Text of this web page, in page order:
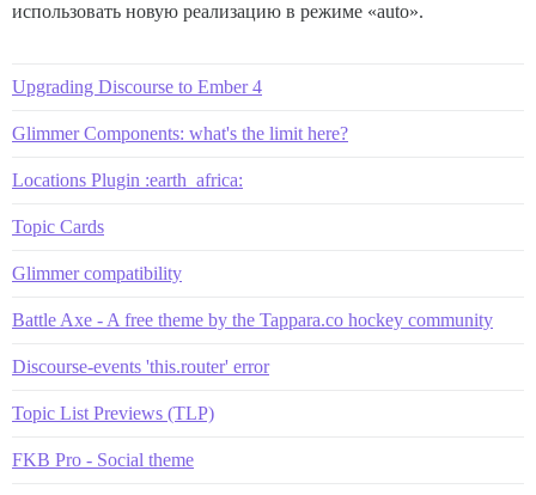
использовать новую реализацию в режиме «auto».
Upgrading Discourse to Ember 4
Glimmer Components: what's the limit here?
Locations Plugin :earth_africa:
Topic Cards
Glimmer compatibility
Battle Axe - A free theme by the Tappara.co hockey community
Discourse-events 'this.router' error
Topic List Previews (TLP)
FKB Pro - Social theme